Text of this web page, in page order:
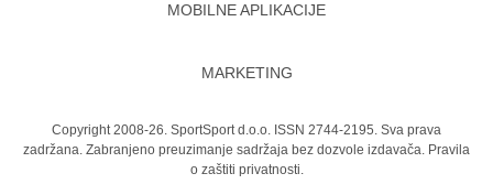
MOBILNE APLIKACIJE
MARKETING
Copyright 2008-26. SportSport d.o.o. ISSN 2744-2195. Sva prava
zadržana. Zabranjeno preuzimanje sadržaja bez dozvole izdavača. Pravila
o zaštiti privatnosti.